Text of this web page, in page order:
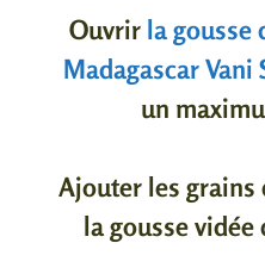
Ouvrir la gousse
Madagascar Vani
un
Ajouter les grains
la gousse vidée